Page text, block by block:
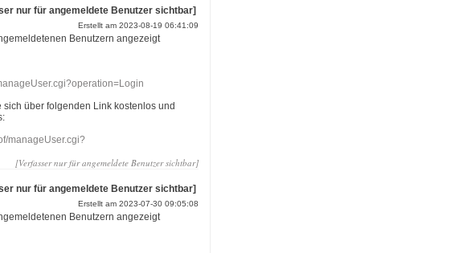
nur für angemeldete Benutzer sichtbar]
Erstellt am 2023-08-19 06:41:09
Benutzern angezeigt
über folgenden Link kostenlos und
manageUser.cgi?
[Verfasser nur für angemeldete Benutzer sichtbar]
nur für angemeldete Benutzer sichtbar]
Erstellt am 2023-07-30 09:05:08
Benutzern angezeigt